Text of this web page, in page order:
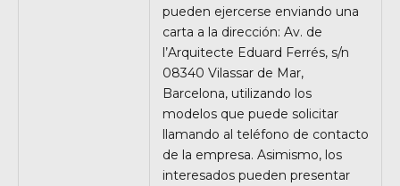
pueden ejercerse enviando una
carta a la dirección: Av. de
l’Arquitecte Eduard Ferrés, s/n
08340 Vilassar de Mar,
Barcelona, utilizando los
modelos que puede solicitar
llamando al teléfono de contacto
de la empresa. Asimismo, los
interesados pueden presentar